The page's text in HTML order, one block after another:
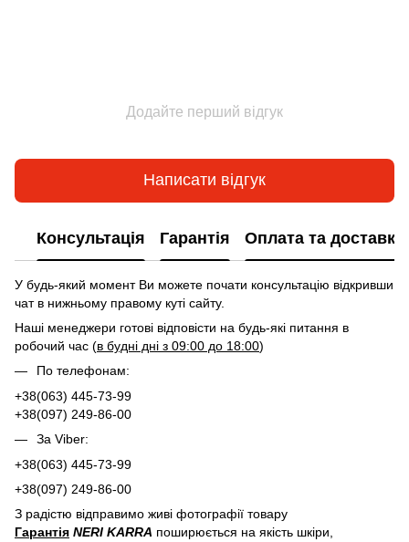
Додайте перший відгук
Написати відгук
Консультація Гарантія Оплата та доставка
У будь-який момент Ви можете почати консультацію відкривши
чат в нижньому правому куті сайту.
Наші менеджери готові відповісти на будь-які питання в
робочий час (в будні дні з 09:00 до 18:00)
По телефонам:
+38(063) 445-73-99
+38(097) 249-86-00
За Viber:
+38(063) 445-73-99
+38(097) 249-86-00
З радістю відправимо живі фотографії товару
Гарантія NERI KARRA поширюється на якість шкіри,